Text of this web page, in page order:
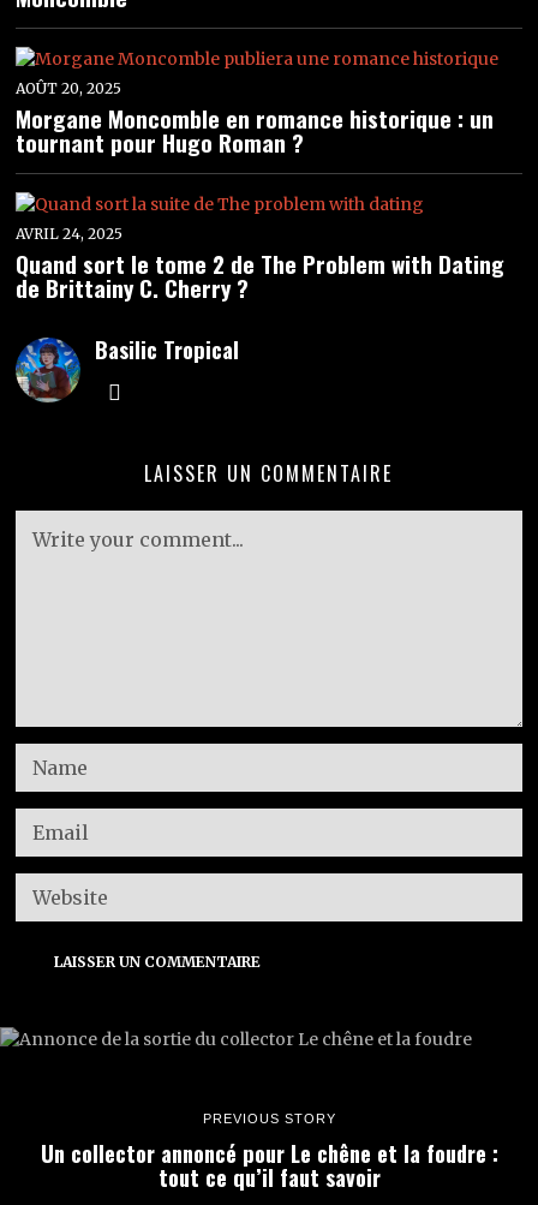
AOÛT 20, 2025
Morgane Moncomble en romance historique : un
tournant pour Hugo Roman ?
AVRIL 24, 2025
Quand sort le tome 2 de The Problem with Dating
de Brittainy C. Cherry ?
Basilic Tropical
LAISSER UN COMMENTAIRE
PREVIOUS STORY
Un collector annoncé pour Le chêne et la foudre :
tout ce qu’il faut savoir